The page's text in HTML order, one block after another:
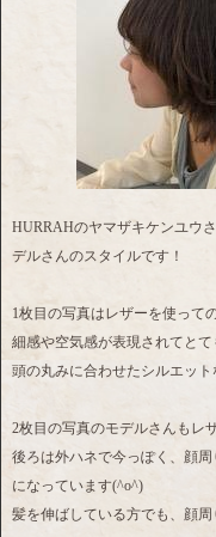
HURRAHのヤマザキケンユウ
デルさんのスタイルです！
1枚目の写真はレザーを使って
細感や空気感が表現されてとて
頭の丸みに合わせたシルエッ
2枚目の写真のモデルさんもレ
後ろは外ハネで今っぽく、顔
になっています(^o^)
髪を伸ばしている方でも、顔